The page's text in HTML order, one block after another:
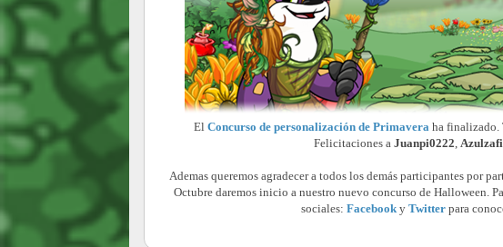
ElConcurso de personalización de Primavera ha finalizado.
Felicitaciones aJuanpi0222,
Ademas queremos agradecer a todos los demás participantes por
Octubre daremos inicio a nuestro nuevo concurso de Halloween.
sociales: Facebook y Twitter para